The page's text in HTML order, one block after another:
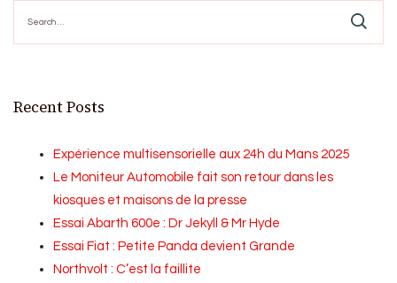
for:
Recent Posts
Expérience multisensorielle aux 24h du Mans 2025
Le Moniteur Automobile fait son retour dans les
kiosques et maisons de la presse
Essai Abarth 600e : Dr Jekyll & Mr Hyde
Essai Fiat : Petite Panda devient Grande
Northvolt : C’est la faillite